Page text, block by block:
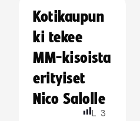
Kotikaupun
ki tekee
MM-kisoista
erityiset
Nico Salolle
L 3